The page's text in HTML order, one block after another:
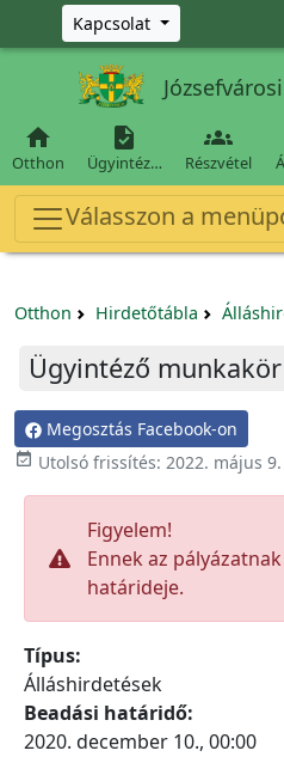
Ugrás a fő tartalomra
Kapcsolat

Otthon

Ügyintéz…

Részvétel
Válasszon a
Otthon Hirdetőtábla
Ügyintéző munkakör
Megosztás Facebook-on
 Utolsó frissítés: 2022. május 9.
Figyelem!
Ennek az
határideje.
Típus:
Álláshirdetések
Beadási határidő:
2020. december 10., 00:00